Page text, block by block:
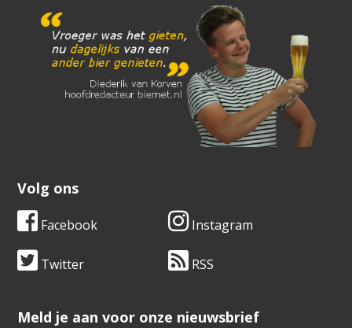
Volg ons
Facebook Instagram
Twitter RSS
​​​​​​​Meld je aan voor onze nieuwsbrief